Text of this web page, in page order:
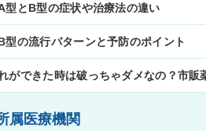
型とB型の症状や治療法の違い
型の流行パターンと予防のポイント
ができた時は破っちゃダメなの？市販
属医療機関